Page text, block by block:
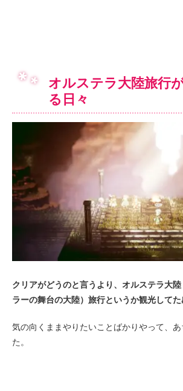
オルステラ大陸旅行
る日々
クリアがどうのと言うより、オルステラ大
ラーの舞台の大陸）旅行というか観光してた
気の向くままやりたいことばかりやって、
た。